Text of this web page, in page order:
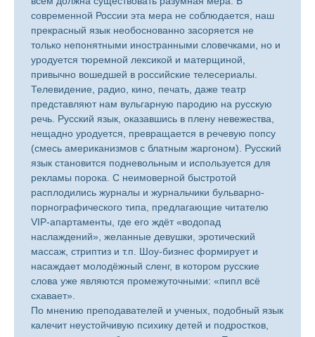
современной России эта мера не соблюдается, наш
прекрасный язык необоснованно засоряется не
только непонятными иностранными словечками, но и
уродуется тюремной лексикой и матерщиной,
привычно вошедшей в российские телесериалы.
Телевидение, радио, кино, печать, даже театр
представляют нам вульгарную пародию на русскую
речь. Русский язык, оказавшись в плену невежества,
нещадно уродуется, превращается в речевую попсу
(смесь американизмов с блатным жаргоном). Русский
язык становится подневольным и используется для
рекламы порока. С неимоверной быстротой
расплодились журналы и журнальчики бульварно-
порнографического типа, предлагающие читателю
VIP-апартаменты, где его ждёт «водопад
наслаждений», желанные девушки, эротический
массаж, стриптиз и т.п. Шоу-бизнес формирует и
насаждает молодёжный сленг, в котором русские
слова уже являются промежуточными: «пипл всё
схавает».
По мнению преподавателей и ученых, подобный язык
калечит неустойчивую психику детей и подростков,